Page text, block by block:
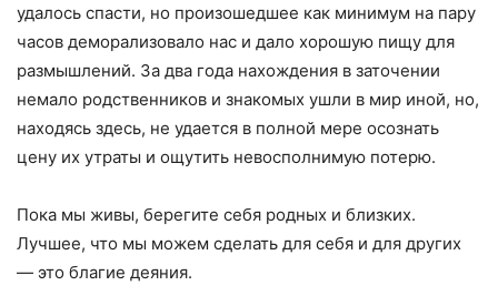
удалось спасти, но произошедшее как минимум на пару
часов деморализовало нас и дало хорошую пищу для
размышлений. За два года нахождения в заточении
немало родственников и знакомых ушли в мир иной, но,
находясь здесь, не удается в полной мере осознать
цену их утраты и ощутить невосполнимую потерю.
Пока мы живы, берегите себя родных и близких.
Лучшее, что мы можем сделать для себя и для других
— это благие деяния.